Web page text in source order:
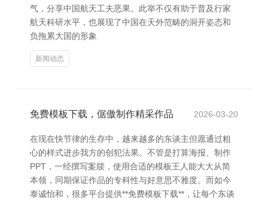
气，分享中国航天工夫恶果。此举不仅有助于普及行家
航天科研水平，也展现了中国在天外范畴的洞开姿态和
负拖累大国的形象
新闻动态
免费模板下载，倨傲制作精采作品 2026-03-20
在现在快节律的生存中，越来越多的东谈主但愿通过粗
心的样式进步我方的创犯法果。不管是打算海报、制作
PPT，一经撰写案牍，使用合适的模板王人能大大从简
本领，同期保证作品的专科性与好意思不雅度。而如今
泰诚怡和，很多平台提供**免费模板下载**，让每个东谈